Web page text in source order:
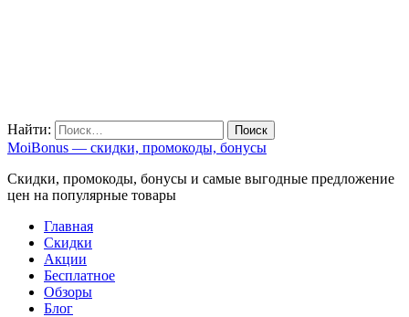
Найти:
MoiBonus — скидки, промокоды, бонусы
Скидки, промокоды, бонусы и самые выгодные предложение
цен на популярные товары
Главная
Скидки
Акции
Бесплатное
Обзоры
Блог